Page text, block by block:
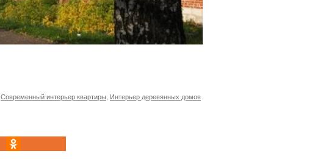
Современный интерьер квартиры, Интерьер деревянных домов